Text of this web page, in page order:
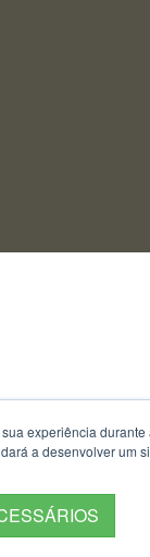
experiência
a desenvolver um